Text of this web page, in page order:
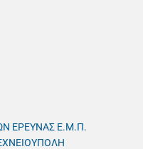
ΕΡΕΥΝΑΣ Ε.Μ.Π.